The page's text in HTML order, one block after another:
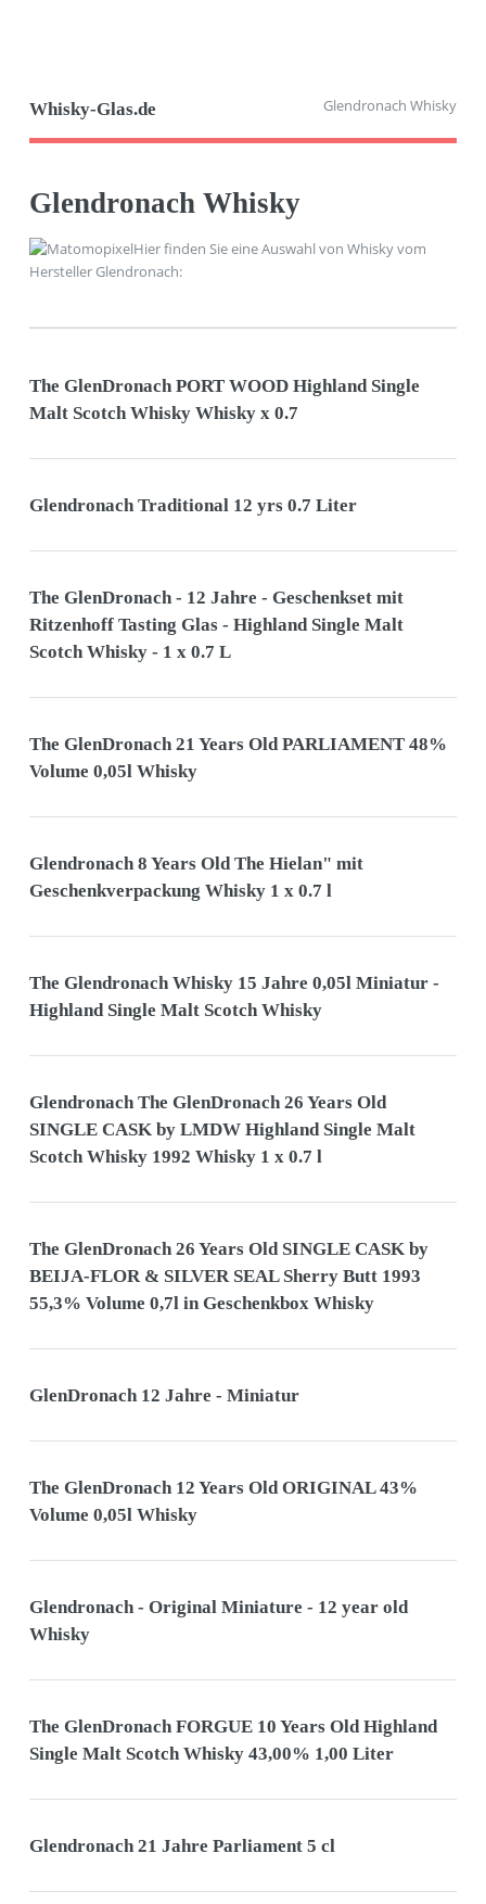
Whisky-Glas.de Glendronach Whisky
Glendronach Whisky
Hier finden Sie eine Auswahl von Whisky vom
Hersteller Glendronach:
The GlenDronach PORT WOOD Highland Single
Malt Scotch Whisky Whisky x 0.7
Glendronach Traditional 12 yrs 0.7 Liter
The GlenDronach - 12 Jahre - Geschenkset mit
Ritzenhoff Tasting Glas - Highland Single Malt
Scotch Whisky - 1 x 0.7 L
The GlenDronach 21 Years Old PARLIAMENT 48%
Volume 0,05l Whisky
Glendronach 8 Years Old The Hielan" mit
Geschenkverpackung Whisky 1 x 0.7 l
The Glendronach Whisky 15 Jahre 0,05l Miniatur -
Highland Single Malt Scotch Whisky
Glendronach The GlenDronach 26 Years Old
SINGLE CASK by LMDW Highland Single Malt
Scotch Whisky 1992 Whisky 1 x 0.7 l
The GlenDronach 26 Years Old SINGLE CASK by
BEIJA-FLOR & SILVER SEAL Sherry Butt 1993
55,3% Volume 0,7l in Geschenkbox Whisky
GlenDronach 12 Jahre - Miniatur
The GlenDronach 12 Years Old ORIGINAL 43%
Volume 0,05l Whisky
Glendronach - Original Miniature - 12 year old
Whisky
The GlenDronach FORGUE 10 Years Old Highland
Single Malt Scotch Whisky 43,00% 1,00 Liter
Glendronach 21 Jahre Parliament 5 cl